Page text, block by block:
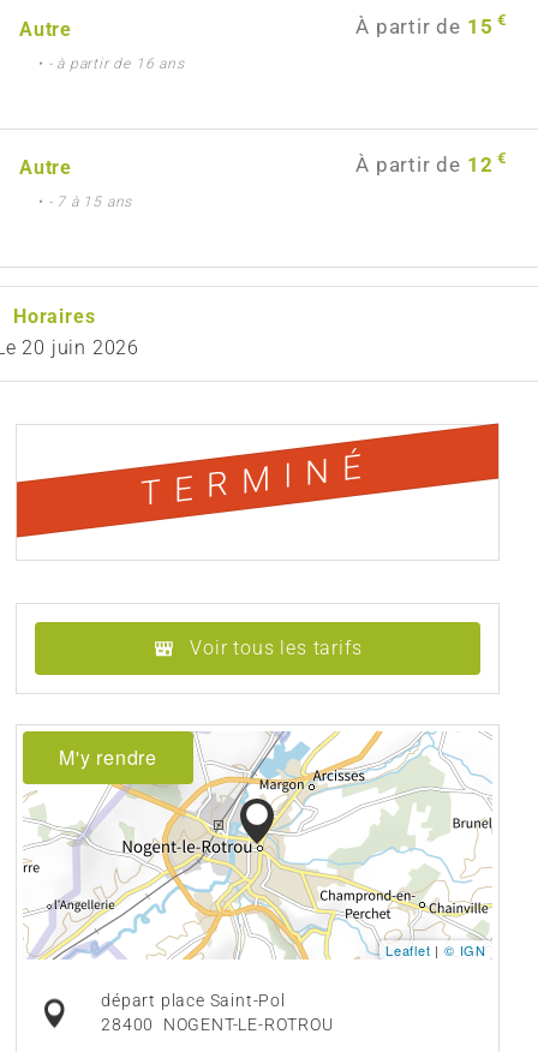
Autre À partir de 15 €
• - à partir de 16 ans
Autre À partir de 12 €
• - 7 à 15 ans
Horaires
20 juin 2026
TERMINÉ
Voir tous les tarifs
M'y rendre
Leaflet | © IGN
départ place Saint-Pol
28400
NOGENT-LE-ROTROU